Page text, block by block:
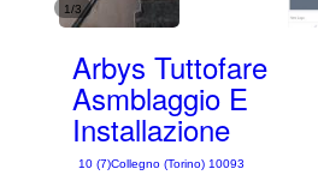
1/3
Arbys Tuttofare
Asmblaggio E
Installazione
10 (7)Collegno (Torino) 10093